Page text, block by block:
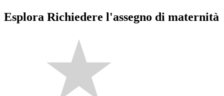
Esplora Richiedere l'assegno di maternità